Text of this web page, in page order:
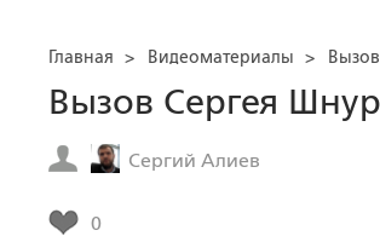
Главная > Видеоматериалы >
Вызов Сергея
Сергий Алиев
0